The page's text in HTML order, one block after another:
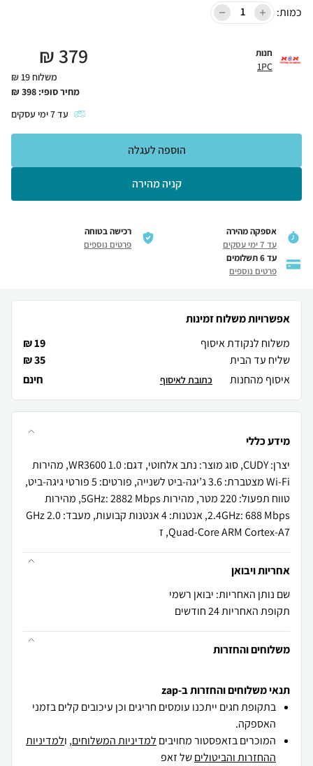
כמות:
חנות
1PC
379
₪
משלוח 19 ₪
מחיר סופי: 398
₪
עד7ימי עסקים
קניה מהירה
הוספה לעגלה
אספקה מהירה
עד 7 ימי עסקים
רכישה בטוחה
פרטים נוספים
עד 6 תשלומים
פרטים נוספים
אפשרויות משלוח זמינות
משלוח לנקודת איסוף
19 ₪
שליח עד הבית
35 ₪
איסוף מהחנות
חינם כתובת לאיסוף
מידע כללי
יצרן: CUDY, סוג מוצר: נתב אלחוטי, דגם: WR3600 1.0, מהירות
Wi-Fi מצטברת: 3.6 ג’יגה-ביט לשנייה, פורטים: 5 פורטי גיגה-ביט,
טווח תפעול: 220 מטר, מהירות 5GHz: 2882 Mbps, מהירות
2.4GHz: 688 Mbps, אנטנות: 4 אנטנות קבועות, מעבד: 2.0 GHz
Quad-Core ARM Cortex-A7, ז
אחריות ויבואן
שם נותן האחריות: יבואן רשמי
תקופת האחריות 24 חודשים
משלוחים והחזרות
תנאי משלוחים והחזרות ב-zap
בתקופת חגים ייתכנו עומסים חריגים וכן עיכובים קלים בזמני
האספקה.
המוכרים בזאפסטור מחויבים למדיניות המשלוחים, ולמדיניות
ההחזרות והביטוליםשל זאפ